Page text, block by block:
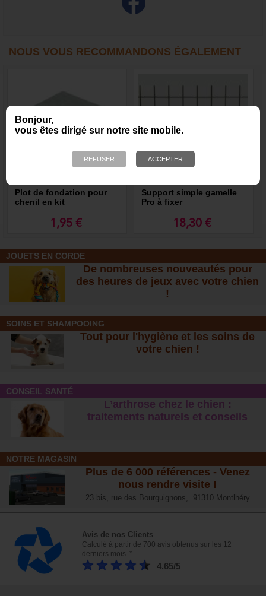
Bonjour,
vous êtes dirigé sur notre site mobile.
NOUS VOUS RECOMMANDONS ÉGALEMENT
Plot de fondation pour
chenil en kit
1,95 €
Support simple gamelle
Pro à fixer
18,30 €
JOUETS EN CORDE
De nombreuses nouveautés pour
des heures de jeux avec votre chien
!
SOINS ET SHAMPOOING
Tout pour l'hygiène et les soins de
votre chien !
CONSEIL SANTÉ
L’arthrose chez le chien :
traitements naturels et conseils
NOTRE MAGASIN
Plus de 6 000 références - Venez
nous rendre visite !
23 bis, rue des Bourguignons, 91310 Montlhéry
Avis de nos Clients
Calculé à partir de 700 avis obtenus sur les 12
derniers mois. *
4.65/5